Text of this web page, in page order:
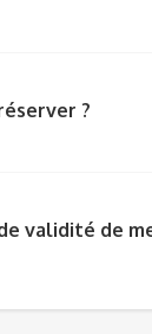
?
validité de